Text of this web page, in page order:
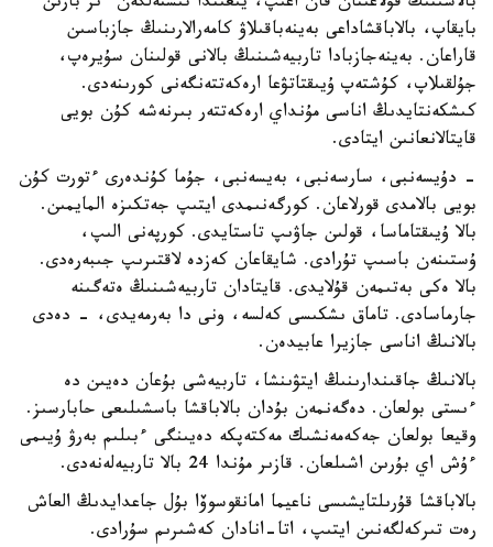
بايقاپ، بالاباقشاداعى بەينەباقىلاۋ كامەرالارىنىڭ جازباسىن
قاراعان. بەينەجازبادا تاربيەشىنىڭ بالانى قولىنان سۇيرەپ،
جۇلقىلاپ، كۇشتەپ ۇيىقتاتۋعا ارەكەتتەنگەنى كورىنەدى.
كىشكەنتايدىڭ اناسى مۇنداي ارەكەتتەر بىرنەشە كۇن بويى
قايتالانعانىن ايتادى.
- دۇيسەنبى، سارسەنبى، بەيسەنبى، جۇما كۇندەرى ءتورت كۇن
بويى بالامدى قورلاعان. كورگەنىمدى ايتىپ جەتكىزە المايمىن.
بالا ۇيىقتاماسا، قولىن جاۋىپ تاستايدى. كورپەنى الىپ،
ۇستىنەن باسىپ تۇرادى. شايقاعان كەزدە لاقتىرىپ جىبەرەدى.
بالا ەكى بەتىمەن قۇلايدى. قايتادان تاربيەشىنىڭ ەتەگىنە
جارماسادى. تاماق ىشكىسى كەلسە، ونى دا بەرمەيدى، - دەدى
بالانىڭ اناسى جازيرا عابيدەن.
بالانىڭ جاقىندارىنىڭ ايتۋىنشا، تاربيەشى بۇعان دەيىن دە
ءىستى بولعان. دەگەنمەن بۇدان بالاباقشا باسشىلىعى حابارسىز.
وقيعا بولعان جەكەمەنشىك مەكتەپكە دەيىنگى ءبىلىم بەرۋ ۇيىمى
ءۇش اي بۇرىن اشىلعان. قازىر مۇندا 24 بالا تاربيەلەنەدى.
بالاباقشا قۇرىلتايشىسى ناعيما امانقوسوۆا بۇل جاعدايدىڭ العاش
رەت تىركەلگەنىن ايتىپ، اتا-انادان كەشىرىم سۇرادى.